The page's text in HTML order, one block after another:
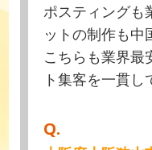
ポスティングも
ットの制作も中
こちらも業界最
ト集客を一貫し
Q.